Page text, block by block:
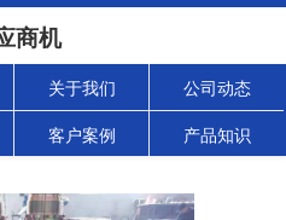
商机
关于我们 公司动态
客户案例 产品知识